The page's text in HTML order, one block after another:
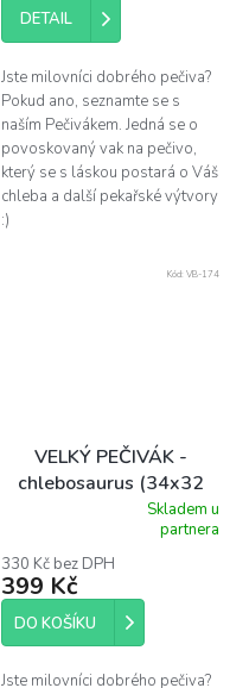
DETAIL
Jste milovníci dobrého pečiva?
Pokud ano, seznamte se s
naším Pečivákem. Jedná se o
povoskovaný vak na pečivo,
který se s láskou postará o Váš
chleba a další pekařské výtvory
:)
VELKÝ PEČIVÁK -
chlebosaurus (34x32
produktu
je
5,0
5
Skladem u
partnera
330 Kč bez DPH
399 Kč
DO KOŠÍKU
Jste milovníci dobrého pečiva?
Kód: VB-174